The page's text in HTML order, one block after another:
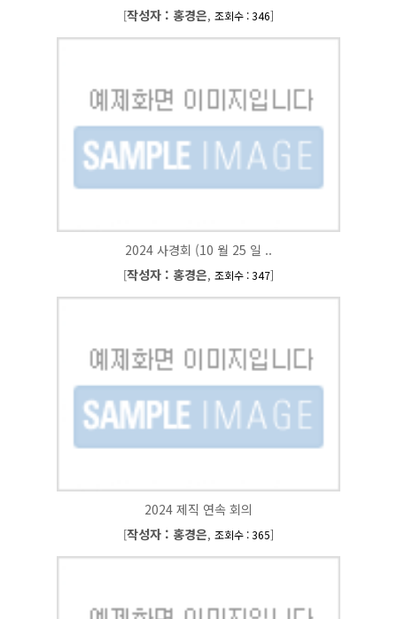
[작성자 : 홍경은, 조회수 : 346]
2024 사경회 (10 월 25 일 ..
[작성자 : 홍경은, 조회수 : 347]
2024 제직 연속 회의
[작성자 : 홍경은, 조회수 : 365]